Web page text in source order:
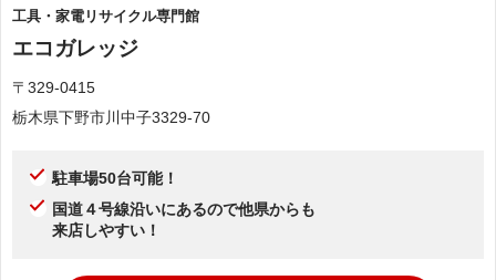
工具・家電リサイクル専門館
エコガレッジ
〒329-0415
栃木県下野市川中子3329-70
駐車場50台可能！
国道４号線沿いにあるので他県からも
来店しやすい！